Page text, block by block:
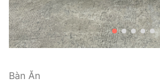
Bàn Ăn